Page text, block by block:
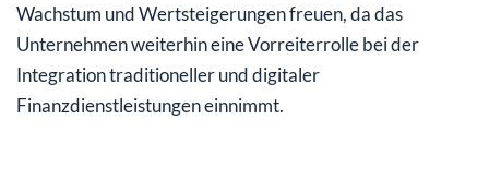
Wachstum und Wertsteigerungen freuen, da das
Unternehmen weiterhin eine Vorreiterrolle bei der
Integration traditioneller und digitaler
Finanzdienstleistungen einnimmt.